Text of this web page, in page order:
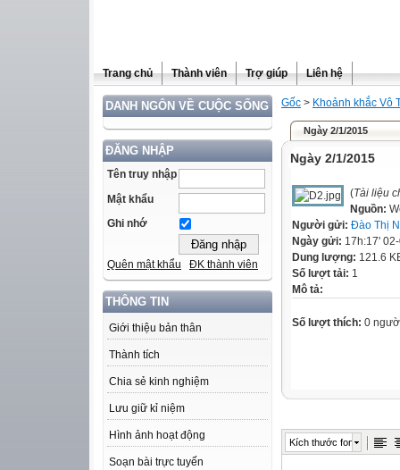
Trang chủ Thành viên Trợ giúp Liên hệ
DANH NGÔN VỀ CUỘC SỐNG
ĐĂNG NHẬP
Tên truy nhập
Mật khẩu
Ghi nhớ
Quên mật khẩu ĐK thành viên
THÔNG TIN
Giới thiệu bản thân
Thành tích
Chia sẻ kinh nghiệm
Lưu giữ kỉ niệm
Hình ảnh hoạt động
Soạn bài trực tuyến
Gốc > Khoảnh khắc Vô
Ngày 2/1/2015
Ngày 2/1/2015
(Tài liệu
Nguồn:
Người gửi: Đào Thị
Ngày gửi: 17h:17'
Dung lượng: 121.6
Số lượt tải: 1
Mô tả:
Số lượt thích: 0
Kích thước font